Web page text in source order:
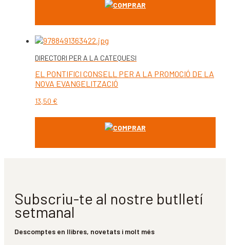
COMPRAR
DIRECTORI PER A LA CATEQUESI
EL PONTIFICI CONSELL PER A LA PROMOCIÓ DE LA
NOVA EVANGELITZACIÓ
13,50 €
COMPRAR
Subscriu-te al nostre butlletí
setmanal
Descomptes en llibres, novetats i molt més